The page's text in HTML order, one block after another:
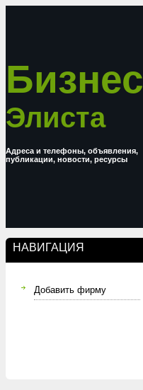
Бизнес
Элиста
Адреса и телефоны, объявления,
публикации, новости, ресурсы
НАВИГАЦИЯ
Добавить фирму